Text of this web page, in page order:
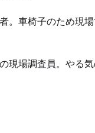
。車椅子のため現
現場調査員。やる